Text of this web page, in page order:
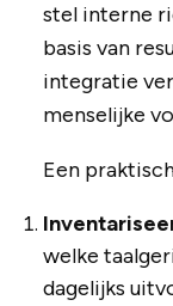
stel interne
basis van
integratie
menselijke
Een
welke
dagelijks